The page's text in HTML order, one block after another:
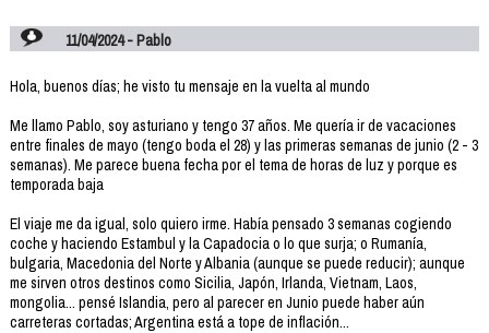
11/04/2024 - Pablo
Hola, buenos días; he visto tu mensaje en la vuelta al mundo
Me llamo Pablo, soy asturiano y tengo 37 años. Me quería ir de vacaciones
entre finales de mayo (tengo boda el 28) y las primeras semanas de junio (2 - 3
semanas). Me parece buena fecha por el tema de horas de luz y porque es
temporada baja
El viaje me da igual, solo quiero irme. Había pensado 3 semanas cogiendo
coche y haciendo Estambul y la Capadocia o lo que surja; o Rumanía,
bulgaria, Macedonia del Norte y Albania (aunque se puede reducir); aunque
me sirven otros destinos como Sicilia, Japón, Irlanda, Vietnam, Laos,
mongolia... pensé Islandia, pero al parecer en Junio puede haber aún
carreteras cortadas; Argentina está a tope de inflación...